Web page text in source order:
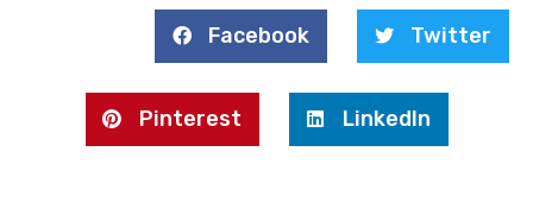
Facebook Twitter
Pinterest LinkedIn